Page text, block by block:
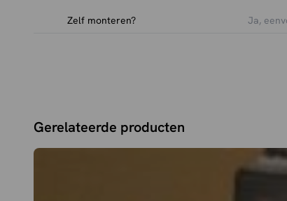
Zelf monteren?
Ja,
Gerelateerde producten